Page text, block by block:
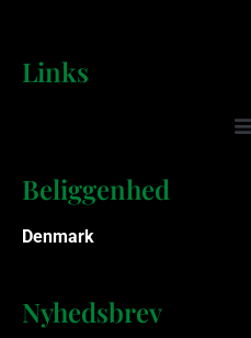
Links
Beliggenhed
Denmark
Nyhedsbrev